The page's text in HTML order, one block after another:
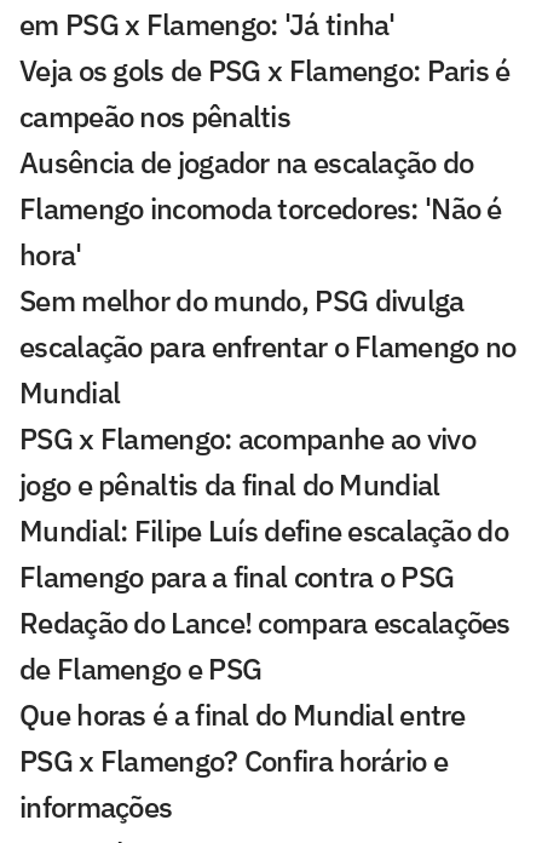
em PSG x Flamengo: 'Já tinha'
Veja os gols de PSG x Flamengo: Paris é
campeão nos pênaltis
Ausência de jogador na escalação do
Flamengo incomoda torcedores: 'Não é
hora'
Sem melhor do mundo, PSG divulga
escalação para enfrentar o Flamengo no
Mundial
PSG x Flamengo: acompanhe ao vivo
jogo e pênaltis da final do Mundial
Mundial: Filipe Luís define escalação do
Flamengo para a final contra o PSG
Redação do Lance! compara escalações
de Flamengo e PSG
Que horas é a final do Mundial entre
PSG x Flamengo? Confira horário e
informações